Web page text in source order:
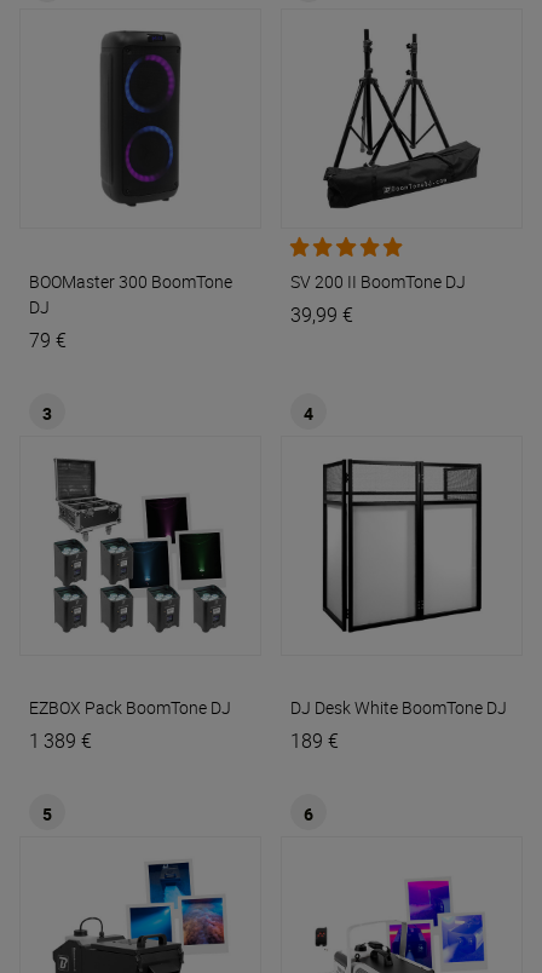
BOOMaster 300 BoomTone
DJ
79 €
SV 200 II BoomTone DJ
39,99 €
3
EZBOX Pack BoomTone DJ
1 389 €
4
DJ Desk White BoomTone DJ
189 €
5 6